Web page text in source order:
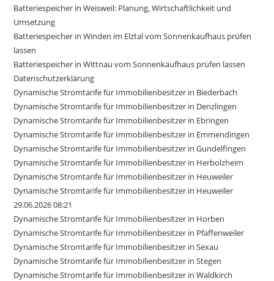
Batteriespeicher in Weisweil: Planung, Wirtschaftlichkeit und
Umsetzung
Batteriespeicher in Winden im Elztal vom Sonnenkaufhaus prüfen
lassen
Batteriespeicher in Wittnau vom Sonnenkaufhaus prüfen lassen
Datenschutzerklärung
Dynamische Stromtarife für Immobilienbesitzer in Biederbach
Dynamische Stromtarife für Immobilienbesitzer in Denzlingen
Dynamische Stromtarife für Immobilienbesitzer in Ebringen
Dynamische Stromtarife für Immobilienbesitzer in Emmendingen
Dynamische Stromtarife für Immobilienbesitzer in Gundelfingen
Dynamische Stromtarife für Immobilienbesitzer in Herbolzheim
Dynamische Stromtarife für Immobilienbesitzer in Heuweiler
Dynamische Stromtarife für Immobilienbesitzer in Heuweiler
29.06.2026 08:21
Dynamische Stromtarife für Immobilienbesitzer in Horben
Dynamische Stromtarife für Immobilienbesitzer in Pfaffenweiler
Dynamische Stromtarife für Immobilienbesitzer in Sexau
Dynamische Stromtarife für Immobilienbesitzer in Stegen
Dynamische Stromtarife für Immobilienbesitzer in Waldkirch